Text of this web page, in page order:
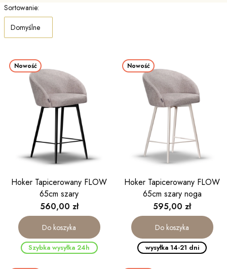
Lista produktów
Sortowanie:
Domyślne
Nowość
Hoker Tapicerowany FLOW
65cm szary
Cena
560,00 zł
Do koszyka
Szybka wysyłka 24h
Nowość
Hoker Tapicerowany FLOW
65cm szary noga
kaszmirowa
Cena
595,00 zł
Do koszyka
wysyłka 14-21 dni